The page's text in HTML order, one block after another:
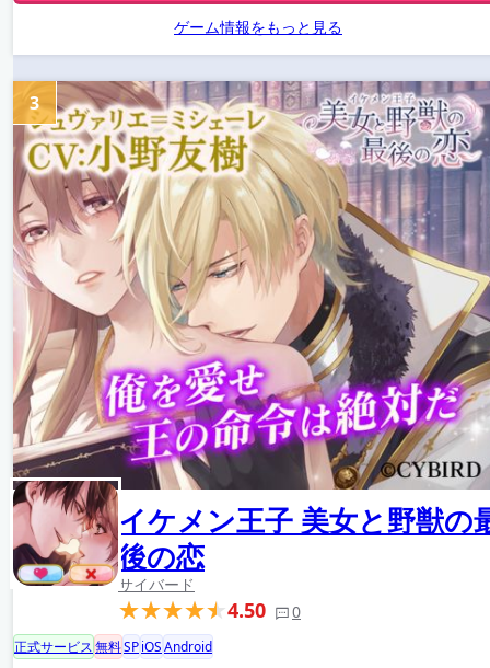
ゲーム情報をもっと見る
イケメン王子 美女と野獣の
後の恋
サイバード
4.50 0
3
正式サービス無料SPiOSAndroid